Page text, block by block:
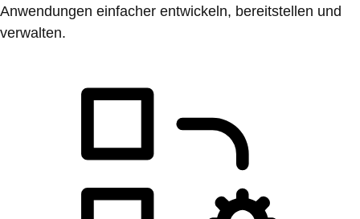
Anwendungen einfacher entwickeln, bereitstellen und
verwalten.